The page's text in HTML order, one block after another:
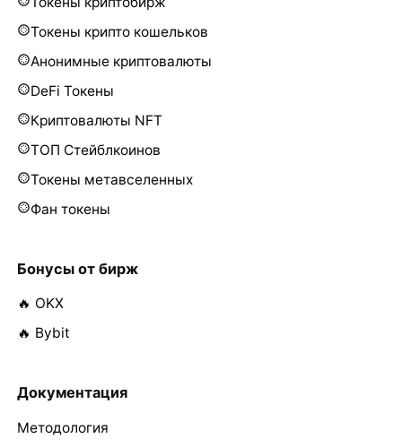
Токены крипто кошельков
Анонимные криптовалюты
DeFi Токены
Криптовалюты NFT
ТОП Стейблкоинов
Токены метавселенных
Фан токены
Бонусы от бирж
🔥 OKX
🔥 Bybit
Документация
Методология